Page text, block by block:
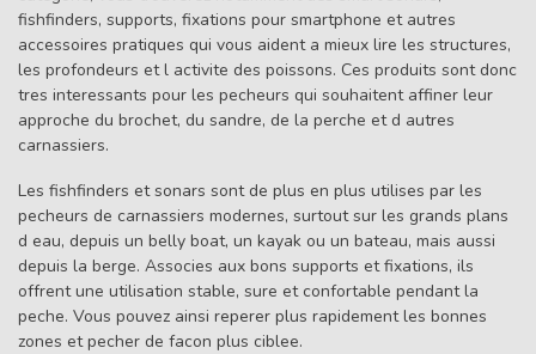
fishfinders, supports, fixations pour smartphone et autres
accessoires pratiques qui vous aident a mieux lire les structures,
les profondeurs et l activite des poissons. Ces produits sont donc
tres interessants pour les pecheurs qui souhaitent affiner leur
approche du brochet, du sandre, de la perche et d autres
carnassiers.
Les fishfinders et sonars sont de plus en plus utilises par les
pecheurs de carnassiers modernes, surtout sur les grands plans
d eau, depuis un belly boat, un kayak ou un bateau, mais aussi
depuis la berge. Associes aux bons supports et fixations, ils
offrent une utilisation stable, sure et confortable pendant la
peche. Vous pouvez ainsi reperer plus rapidement les bonnes
zones et pecher de facon plus ciblee.